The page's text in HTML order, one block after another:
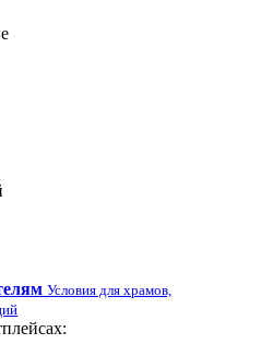
Условия для храмов,